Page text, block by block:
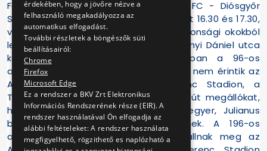
Ferenc Stadionban tartják az Újpest FC - Diósgyőr
Soproni Liga labdarúgó mérkőzést. Ezért 16.30 és 17.30,
valamint 19.00 és 19.45 óra között biztonsági okokból
lezárják a Megyeri utat a Váci út - Irányi Dániel utca
közötti szakaszon. A fenti időszakban a 96-os
autóbuszok terelt útvonalon járnak, és nem érintik az
Aschner Lipót tér, a Szusza Ferenc Stadion, a
Tungsram, a Béla utca és Újpest, Fóti út megállókat,
hanem a 147-es busz útvonalán, Megyer, Julianus
barát utca végállomásig közlekednek. A 196-os
autóbuszok a terelés idején nem állnak meg az
érdekében, hogy a jövőre nézve a
felhasználó megakadályozza az
automatikus elfogadást.
További részletek a böngészők süti
beállításairól:
Chrome
Firefox
Microsoft Edge
Ez a rendszer a BKV Zrt Elektronikus
Információs Rendszerének része (EIR). A
rendszer használatával Ön elfogadja az
alábbi feltételeket: A rendszer használata
megfigyelhető, rögzithető es naplózható a